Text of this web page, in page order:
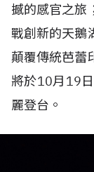
撼的感官之旅
戰創新的天鵝
顛覆傳統芭蕾
將於10月 19
麗登台。